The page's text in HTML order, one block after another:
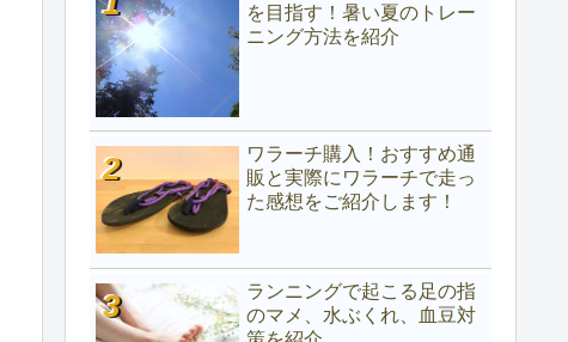
を目指す！暑い夏のトレー
ニング方法を紹介
ワラーチ購入！おすすめ通
販と実際にワラーチで走っ
た感想をご紹介します！
ランニングで起こる足の指
のマメ、水ぶくれ、血豆対